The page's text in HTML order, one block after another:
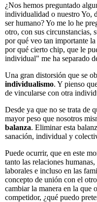
¿Nos hemos preguntado
individualidad o nuestro Yo,
ser humano? Yo me lo he
otro, con sus circunstancias,
por qué veo tan importante
por qué cierto chip, que le
individual" me ha separado
Una gran distorsión que se
individualismo. Y pienso
de vincularse con otra
Desde ya que no se trata de
mayor peso que nosotros
balanza. Eliminar esta
sanación, individual y
Puede ocurrir, que en este
tanto las relaciones
laborales e incluso en las
concepto de unión con el
cambiar la manera en la que
competidor, ¿qué puedo